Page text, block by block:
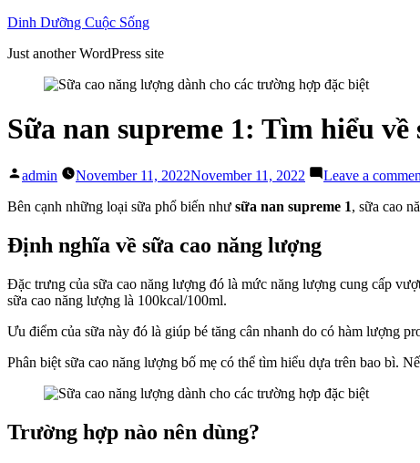
Skip
content
Dinh Dưỡng Cuộc Sống
Just another WordPress site
Sữa nan supreme 1: Tìm hiểu
Posted
admin November 11, 2022November 11, 2022 Leave a
Bên cạnh những loại sữa phổ biến như sữa nan supreme 1, sữa cao
Định nghĩa về sữa cao năng lượng
Đặc trưng của sữa cao năng lượng đó là mức năng lượng cung cấp
sữa cao năng lượng là 100kcal/100ml.
Ưu điểm của sữa này đó là giúp bé tăng cân nhanh do có hàm lượng
Phân biệt sữa cao năng lượng bố mẹ có thể tìm hiểu dựa trên bao bì.
Trường hợp nào nên dùng?